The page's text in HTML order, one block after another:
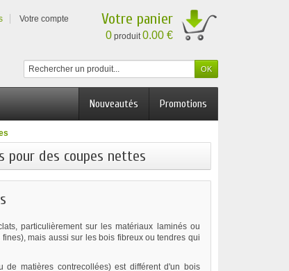
Votre compte Votre panier
0 produit0.00 €
Promotions
Nouveautés
pour des coupes nettes
particulièrement sur les matériaux laminés ou
mais aussi sur les bois fibreux ou tendres qui
de matières contrecollées) est différent d'un bois